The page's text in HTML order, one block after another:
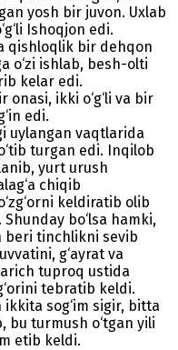
yosh bir juvon. Uxlab
Ishoqjon edi.
qishloqlik bir dehqon
o‘zi ishlab, besh-olti
kelar edi.
onasi, ikki o‘g‘li va bir
edi.
uylangan vaqtlarida
turgan edi. Inqilob
yurt urush
chiqib
keldiratib olib
bo‘lsa hamki,
beri tinchlikni sevib
g‘ayrat va
tuproq ustida
tebratib keldi.
ikkita sog‘im sigir, bitta
bu turmush o‘tgan yili
etib keldi.